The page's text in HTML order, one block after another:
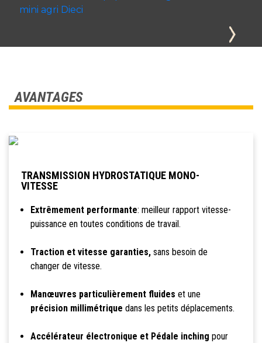
AVANTAGES
TRANSMISSION HYDROSTATIQUE MONO-
VITESSE
Extrêmement performante: meilleur rapport vitesse-
puissance en toutes conditions de travail.
Traction et vitesse garanties,sans besoin de
changer de vitesse.
Manœuvres particulièrement fluides et une
précision millimétrique dans les petits déplacements.
Accélérateur électronique et Pédale inching pour